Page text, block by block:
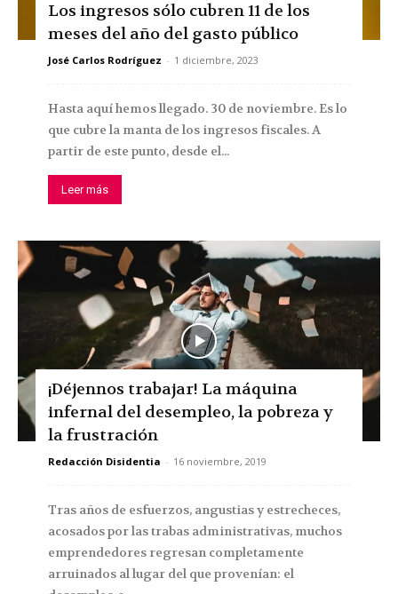
Los ingresos sólo cubren 11 de los
meses del año del gasto público
José Carlos Rodríguez - 1 diciembre, 2023
Hasta aquí hemos llegado. 30 de noviembre. Es lo
que cubre la manta de los ingresos fiscales. A
partir de este punto, desde el...
Leer más
¡Déjennos trabajar! La máquina
infernal del desempleo, la pobreza y
la frustración
Redacción Disidentia - 16 noviembre, 2019
Tras años de esfuerzos, angustias y estrecheces,
acosados por las trabas administrativas, muchos
emprendedores regresan completamente
arruinados al lugar del que provenían: el